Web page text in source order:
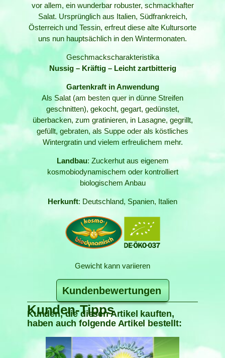
vor allem, ein wunderbar robuster, schmackhafter
Salat. Ursprünglich aus Italien, Südfrankreich,
Österreich und Tessin, erfreut diese alte Kultursorte
uns nun hauptsächlich in den Wintermonaten.
Geschmackscharakteristika
Nussig – Kräftig – Leicht zartbitterig
Gartenkraft in Anwendung
Als Salat (am besten quer in dünne Streifen
geschnitten), gekocht, gegart, gedünstet,
überbacken, zum gratinieren, in Lasagne, gegrillt,
gefüllt, gebraten, als Suppe oder als köstliches
Wintergratin und vielem erfreulichem mehr.
Landbau: Zuckerhut aus eigenem
kosmobiodynamischem oder kontrolliert
biologischem Anbau
Herkunft: Deutschland, Spanien, Italien
Gewicht kann variieren
Kundenbewertungen
Kunden-Tipps
Kunden, die diesen Artikel kauften,
haben auch folgende Artikel bestellt: